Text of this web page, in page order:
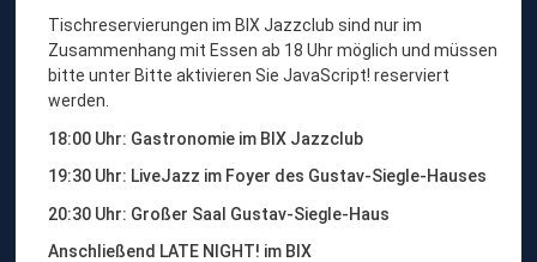
Tischreservierungen im BIX Jazzclub sind nur im
Zusammenhang mit Essen ab 18 Uhr möglich und müssen
bitte unter Bitte aktivieren Sie JavaScript! reserviert
werden.
18:00 Uhr: Gastronomie im BIX Jazzclub
19:30 Uhr: LiveJazz im Foyer des Gustav-Siegle-Hauses
20:30 Uhr: Großer Saal Gustav-Siegle-Haus
Anschließend LATE NIGHT! im BIX